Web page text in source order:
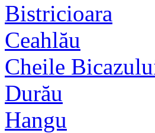
Bistricioara
Ceahlău
Cheile
Durău
Hangu